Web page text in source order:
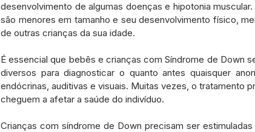
desenvolvimento de algumas doenças e hipotonia
são menores em tamanho e seu desenvolvimento físico,
de outras crianças da sua idade.
É essencial que bebês e crianças com Síndrome de Down
diversos para diagnosticar o quanto antes quaisquer
endócrinas, auditivas e visuais. Muitas vezes, o tratamento
cheguem a afetar a saúde do indivíduo.
Crianças com síndrome de Down precisam ser